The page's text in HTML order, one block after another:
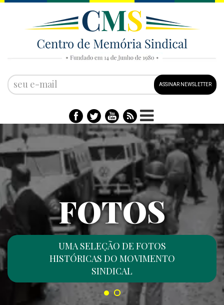
ASSINAR NEWSLETTER
MÚSICA E
TRABALHO
UMA SELEÇÃO DE MÚSICAS
NACIONAIS E INTERNACIONAIS QUE
ABORDAM O TRABALHADOR E O
MUNDO DO TRABALHO
FOTOS
UMA SELEÇÃO DE FOTOS
HISTÓRICAS DO MOVIMENTO
SINDICAL